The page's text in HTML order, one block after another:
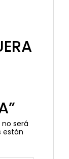
será
están